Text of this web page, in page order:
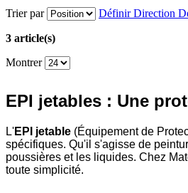
Trier par
Définir Direction
3 article(s)
Montrer
EPI jetables : Une
L'EPI jetable (Équipement de
spécifiques. Qu'il s'agisse de
poussières et les liquides. Chez
toute simplicité.